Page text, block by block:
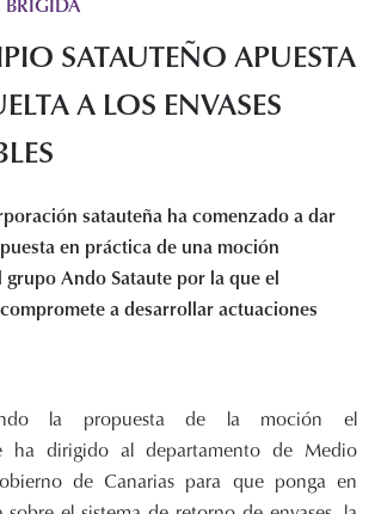
SATAUTEÑO APUESTA
A LOS ENVASES
satauteña ha comenzado a dar
en práctica de una moción
Ando Sataute por la que el
a desarrollar actuaciones
la propuesta de la moción el
ha dirigido al departamento de Medio
de Canarias para que ponga en